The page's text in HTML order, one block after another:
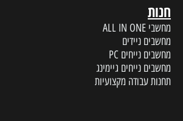
חנות
מחשבי ALL IN ONE
מחשבים ניידים
מחשבים נייחים PC
מחשבים נייחים גיימינג
תחנות עבודה מקצועיות